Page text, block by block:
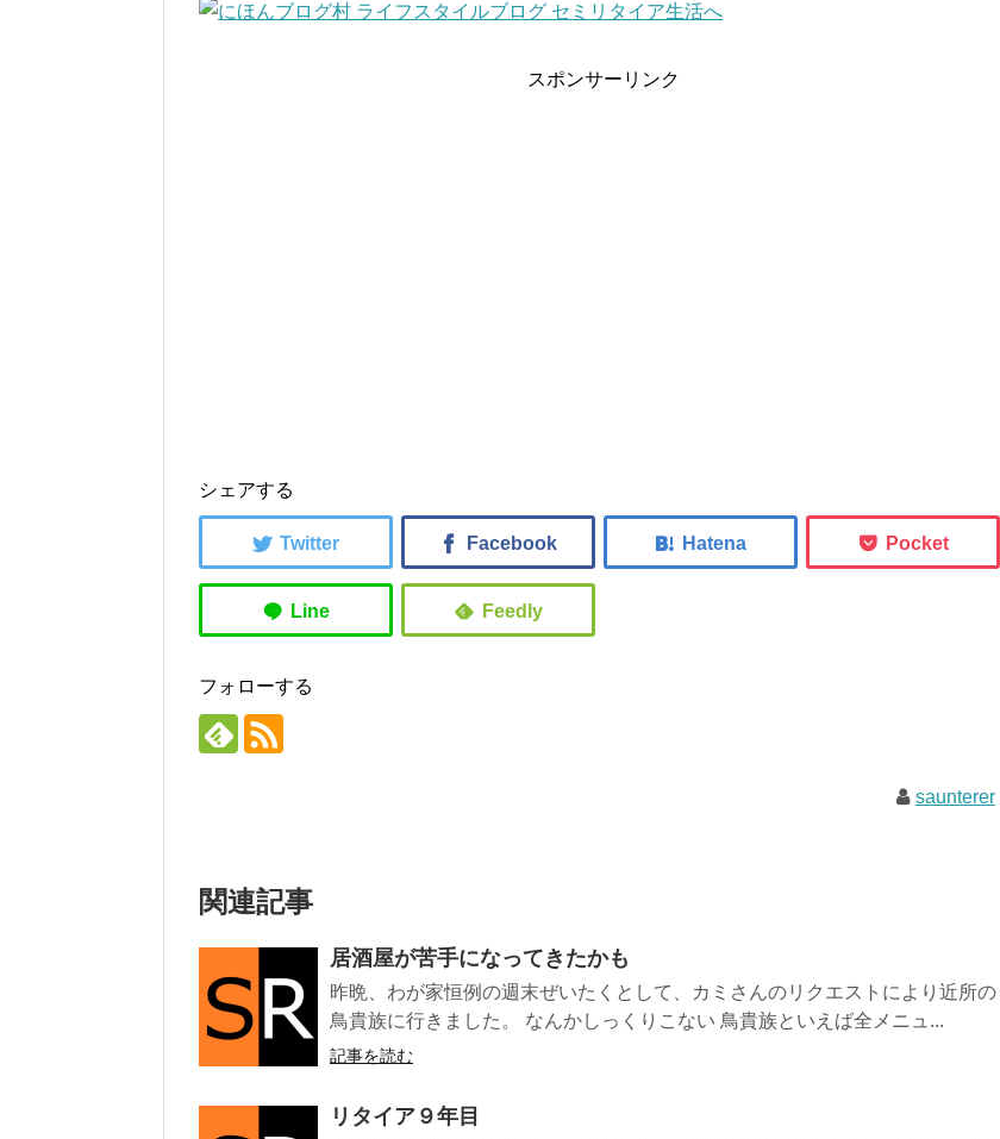
スポンサーリンク
シェアする
フォローする
saunterer
関連記事
居酒屋が苦手になってきたかも
昨晩、わが家恒例の週末ぜいたくとして、カミさんのリクエストにより近所の
鳥貴族に行きました。 なんかしっくりこない 鳥貴族といえば全メニュ...
記事を読む
リタイア９年目